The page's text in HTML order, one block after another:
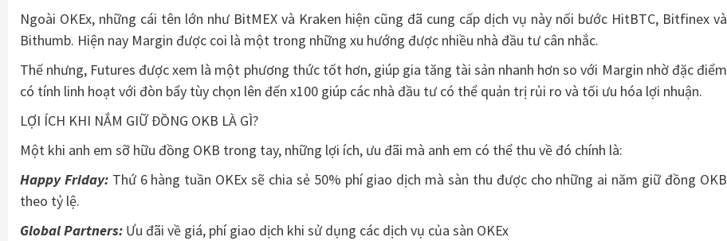
Ngoài OKEx, những cái tên lớn như BitMEX và Kraken hiện cũng đã cung cấp dịch vụ này nối bước HitBTC, Bitfinex và
Bithumb. Hiện nay Margin được coi là một trong những xu hướng được nhiều nhà đầu tư cân nhắc.
Thế nhưng, Futures được xem là một phương thức tốt hơn, giúp gia tăng tài sản nhanh hơn so với Margin nhờ đặc điểm
có tính linh hoạt với đòn bẩy tùy chọn lên đến x100 giúp các nhà đầu tư có thể quản trị rủi ro và tối ưu hóa lợi nhuận.
LỢI ÍCH KHI NẮM GIỮ ĐỒNG OKB LÀ GÌ?
Một khi anh em sỡ hữu đồng OKB trong tay, những lợi ích, ưu đãi mà anh em có thể thu về đó chính là:
Happy Friday:Thứ 6 hàng tuần OKEx sẽ chia sẻ 50% phí giao dịch mà sàn thu được cho những ai năm giữ đồng OKB
theo tỷ lệ.
Global Partners: Ưu đãi về giá, phí giao dịch khi sử dụng các dịch vụ của sàn OKEx